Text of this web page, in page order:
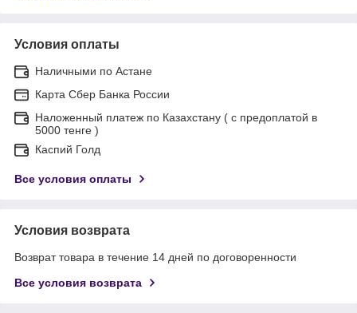
Условия оплаты
Наличными по Астане
Карта Сбер Банка России
Наложенный платеж по Казахстану ( с предоплатой в
5000 тенге )
Каспий Голд
Все условия оплаты
Условия возврата
Возврат товара в течение 14 дней по договоренности
Все условия возврата